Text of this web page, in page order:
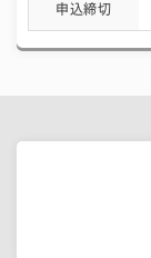
申込締切